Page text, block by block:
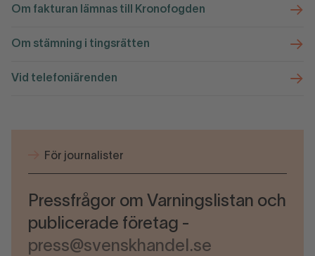
Om fakturan lämnas till Kronofogden
Om stämning i tingsrätten
Vid telefoniärenden
För journalister
Pressfrågor om Varningslistan och
publicerade företag -
press@svenskhandel.se